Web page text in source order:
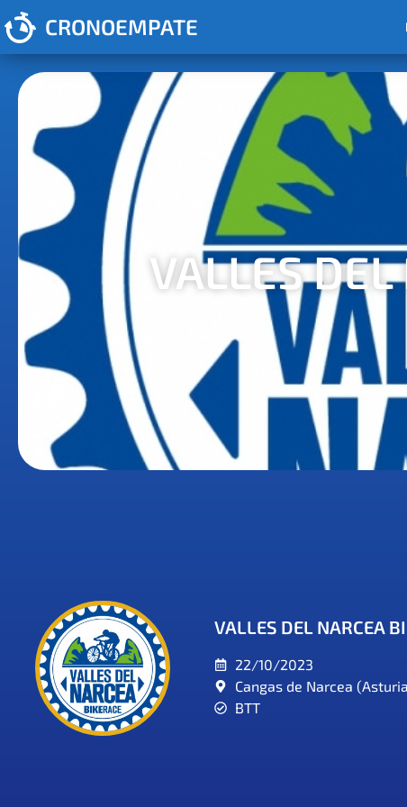
CRONOEMPATE
VALLES
VALLES DEL NARCEA
22/10/2023
Cangas de Narcea
BTT